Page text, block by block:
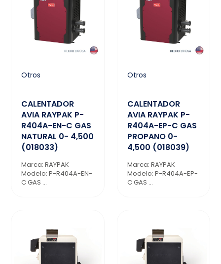
Otros
CALENTADOR
AVIA RAYPAK P-
R404A-EN-C GAS
NATURAL 0- 4,500
(018033)
Marca: RAYPAK
Modelo: P-R404A-EN-
C GAS ...
Otros
CALENTADOR
AVIA RAYPAK P-
R404A-EP-C GAS
PROPANO 0-
4,500 (018039)
Marca: RAYPAK
Modelo: P-R404A-EP-
C GAS ...